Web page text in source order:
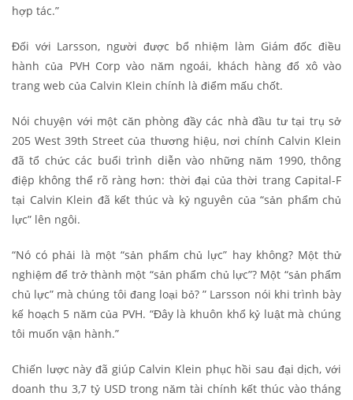
hợp tác.”
Đối với Larsson, người được bổ nhiệm làm Giám đốc điều
hành của PVH Corp vào năm ngoái, khách hàng đổ xô vào
trang web của Calvin Klein chính là điểm mấu chốt.
Nói chuyện với một căn phòng đầy các nhà đầu tư tại trụ sở
205 West 39th Street của thương hiệu, nơi chính Calvin Klein
đã tổ chức các buổi trình diễn vào những năm 1990, thông
điệp không thể rõ ràng hơn: thời đại của thời trang Capital-F
tại Calvin Klein đã kết thúc và kỷ nguyên của “sản phẩm chủ
lực” lên ngôi.
“Nó có phải là một “sản phẩm chủ lực” hay không? Một thử
nghiệm để trở thành một “sản phẩm chủ lực”? Một “sản phẩm
chủ lực” mà chúng tôi đang loại bỏ? ” Larsson nói khi trình bày
kế hoạch 5 năm của PVH. “Đây là khuôn khổ kỷ luật mà chúng
tôi muốn vận hành.”
Chiến lược này đã giúp Calvin Klein phục hồi sau đại dịch, với
doanh thu 3,7 tỷ USD trong năm tài chính kết thúc vào tháng